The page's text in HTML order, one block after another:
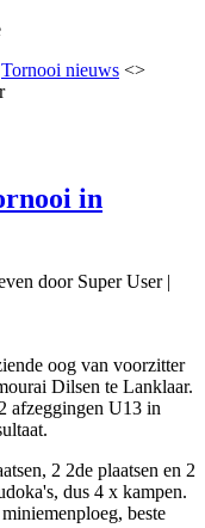
Tornooi nieuws <>
in
door Super User|
oog van voorzitter
Dilsen te Lanklaar.
afzeggingen U13 in
2 2de plaatsen en 2
dus 4 x kampen.
beste